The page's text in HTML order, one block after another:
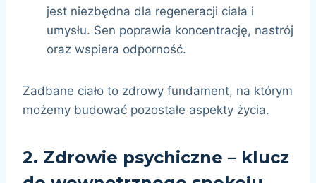
jest niezbędna dla regeneracji ciała i
umysłu. Sen poprawia koncentrację, nastrój
oraz wspiera odporność.
Zadbane ciało to zdrowy fundament, na którym
możemy budować pozostałe aspekty życia.
2. Zdrowie psychiczne – klucz